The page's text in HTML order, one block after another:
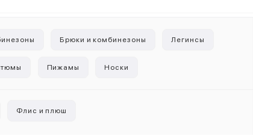
Брюки и комбинезоны Легинсы
Пижамы Носки
Флис и плюш